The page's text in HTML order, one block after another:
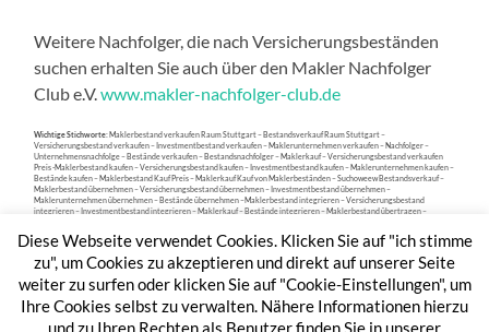
Weitere Nachfolger, die nach Versicherungsbeständen
suchen erhalten Sie auch über den Makler Nachfolger
Club e.V.www.makler-nachfolger-club.de
Wichtige Stichworte: Maklerbestand verkaufen Raum Stuttgart – Bestandsverkauf Raum Stuttgart –
Versicherungsbestand verkaufen – Investmentbestand verkaufen – Maklerunternehmen verkaufen – Nachfolger –
Unternehmensnachfolge – Bestände verkaufen – Bestandsnachfolger – Maklerkauf – Versicherungsbestand verkaufen
Preis -Maklerbestand kaufen – Versicherungsbestand kaufen – Investmentbestand kaufen – Maklerunternehmen kaufen –
Bestände kaufen – Maklerbestand Kauf Preis – Maklerkauf Kauf von Maklerbeständen – Suchoweew Bestandsverkauf –
Maklerbestand übernehmen – Versicherungsbestand übernehmen – Investmentbestand übernehmen –
Maklerunternehmen übernehmen – Bestände übernehmen –Maklerbestand integrieren – Versicherungsbestand
integrieren – Investmentbestand integrieren – Maklerkauf – Bestände integrieren – Maklerbestand übertragen –
Diese Webseite verwendet Cookies. Klicken Sie auf "ich stimme
zu", um Cookies zu akzeptieren und direkt auf unserer Seite
weiter zu surfen oder klicken Sie auf "Cookie-Einstellungen", um
Ihre Cookies selbst zu verwalten. Nähere Informationen hierzu
und zu Ihren Rechten als Benutzer finden Sie in unserer